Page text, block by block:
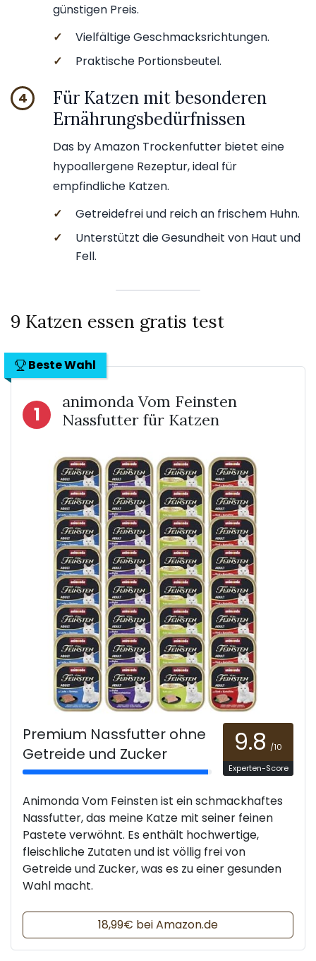
günstigen Preis.
✓
Vielfältige Geschmacksrichtungen.
✓
Praktische Portionsbeutel.
4
Für Katzen mit besonderen
Ernährungsbedürfnissen
Das by Amazon Trockenfutter bietet eine
hypoallergene Rezeptur, ideal für
empfindliche Katzen.
✓
Getreidefrei und reich an frischem Huhn.
✓
Unterstützt die Gesundheit von Haut und
Fell.
9 Katzen essen gratis test
Beste Wahl
1
animonda Vom Feinsten
Nassfutter für Katzen
Premium Nassfutter ohne
Getreide und Zucker
9.8 /10
Experten-Score
Animonda Vom Feinsten ist ein schmackhaftes
Nassfutter, das meine Katze mit seiner feinen
Pastete verwöhnt. Es enthält hochwertige,
fleischliche Zutaten und ist völlig frei von
Getreide und Zucker, was es zu einer gesunden
Wahl macht.
18,99€ bei Amazon.de